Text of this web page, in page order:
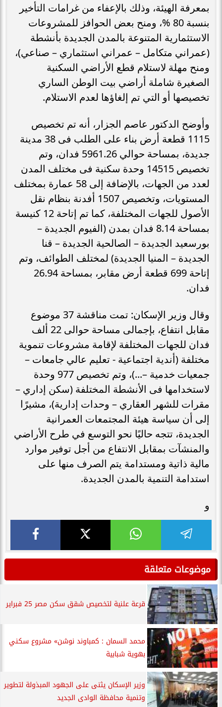
بمعرفة الهيئة، وذلك بالإعفاء من غرامات التأخير
بنسبة 80 %، ومنح بعض الحوافز للمشروعات
الاستثمارية المتنوعة بالمدن الجديدة بأنشطة
(عمراني متكامل – عمراني استثماري – صناعي)،
ومنح مهلة لاستلام قطع الأراضي السكنية
الصغيرة شاملة أراضي بيت الوطن الساري
تخصيصها أو التي تم إلغاؤها لعدم الاستلام.
وأوضح الدكتور عاصم الجزار، أنه تم تخصيص
1115 قطعة أرض بناء على الطلب فى 38 مدينة
جديدة، بمساحة حوالي 5961.26 فدان، وتم
تخصيص 14515 وحدة سكنية فى مختلف المدن
لعدد من الجهات، بالإضافة إلى 58 عمارة بمختلف
المستويات، وتخصيص 1507 أفدنة بنظام نقل
الأصول للجهات المختلفة، كما تم إتاحة 12 كنيسة
بمساحة 8.14 فدان بمدن (الفيوم الجديدة –
بورسعيد الجديدة – الصالحية الجديدة – قنا
الجديدة – المنيا الجديدة) لمختلف الطوائف، وتم
إتاحة 699 قطعة أرض مقابر، بمساحة 26.94
فدان.
وقال وزير الإسكان: تمت مناقشة 37 موضوع
مقابل انتفاع، بإجمالى مساحة حوالى 22 ألف
فدان للجهات المختلفة لإقامة مشروعات تنموية
مختلفة (أندية اجتماعية - تعليم عالي جامعات –
جمعيات خدمية –...)، وتم تخصيص 977 وحدة
لاستخدامها فى الأنشطة المختلفة (سكن إداري –
مقرات للشهر العقاري – وحدات إدارية)، مشيرًا
إلى أن سياسة هيئة المجتمعات العمرانية
الجديدة، تتجه حاليًا نحو التوسع في طرح الأراضي
والمنشآت بمقابل الانتفاع من أجل توفير موارد
مالية ذاتية ومستدامة يتم الصرف منها على
استدامة التنمية بالمدن الجديدة.
و
موضوعات متعلقة
قرعة علنية لتخصيص شقق سكن مصر 25 فبراير
محمد السمان : كمباوند نوشن» مشروع سكني
بهوية شبابية
وزير الإسكان يثنى على الجهود المبذولة لتطوير
وتنمية محافظة الوادى الجديد